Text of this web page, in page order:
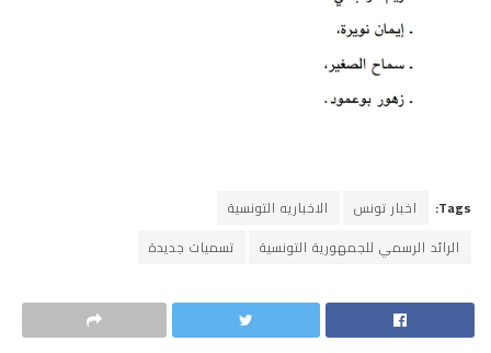
Tags: اخبار تونس
الاخباريه التونسية
الرائد الرسمي للجمهورية التونسية
تسميات جديدة